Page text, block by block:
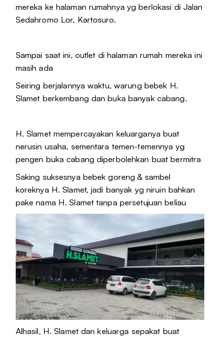
mereka ke halaman rumahnya yg berlokasi di Jalan
Sedahromo Lor, Kartosuro.
Sampai saat ini, outlet di halaman rumah mereka ini
masih ada
Seiring berjalannya waktu, warung bebek H.
Slamet berkembang dan buka banyak cabang.
H. Slamet mempercayakan keluarganya buat
nerusin usaha, sementara temen-temennya yg
pengen buka cabang diperbolehkan buat bermitra
Saking suksesnya bebek goreng & sambel
koreknya H. Slamet, jadi banyak yg niruin bahkan
pake nama H. Slamet tanpa persetujuan beliau
Alhasil, H. Slamet dan keluarga sepakat buat